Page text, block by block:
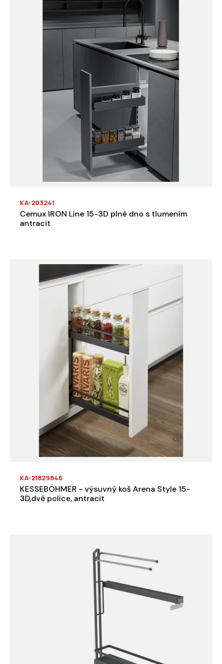
KA-203241
Cemux IRON Line 15-3D plné dno s tlumením
antracit
KA-21829846
KESSEBÖHMER - výsuvný koš Arena Style 15-
3D,dvě police, antracit